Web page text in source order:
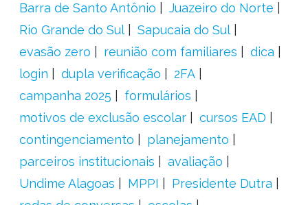
Barra de Santo Antônio
Juazeiro do Norte
Rio Grande do Sul
Sapucaia do Sul
evasão zero
reunião com familiares
dica
login
dupla verificação
2FA
campanha 2025
formulários
motivos de exclusão escolar
cursos EAD
contingenciamento
planejamento
parceiros institucionais
avaliação
Undime Alagoas
MPPI
Presidente Dutra